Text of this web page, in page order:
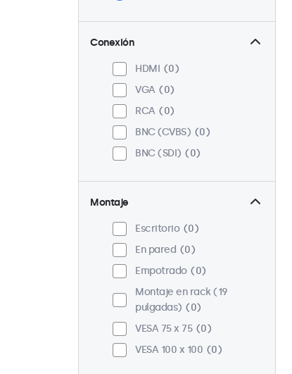
Conexión
HDMI
0
VGA
0
RCA
0
BNC (CVBS)
0
BNC (SDI)
0
Montaje
Escritorio
0
En pared
0
Empotrado
0
Montaje en rack (19
pulgadas)
0
VESA 75 x 75
0
VESA 100 x 100
0